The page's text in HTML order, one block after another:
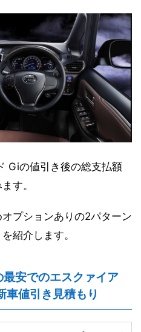
Giの値引き後の総支払額
す。
プションありの2パターン
紹介します。
安でのエスクァイア
車値引き見積もり